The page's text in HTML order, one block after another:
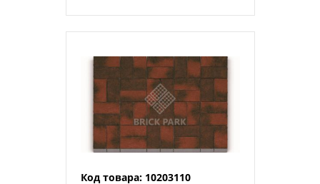
Код товара: 10203110